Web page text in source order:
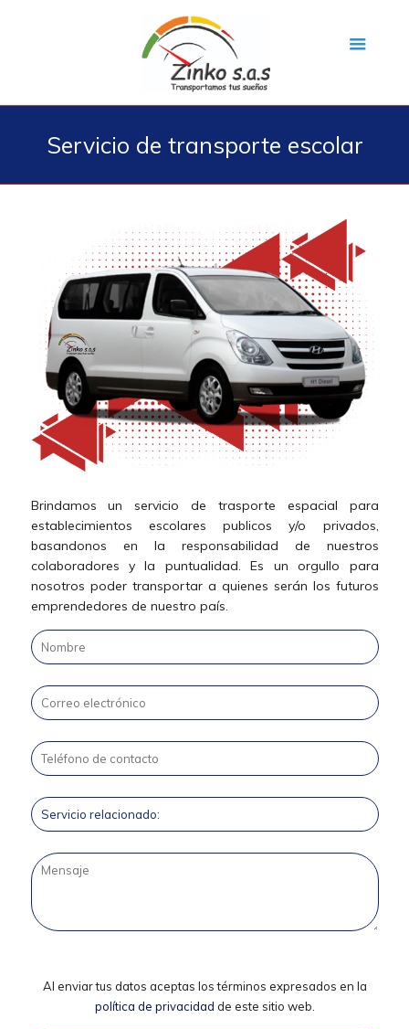
Servicio de transporte escolar
Brindamos un servicio de trasporte espacial para
establecimientos escolares publicos y/o privados,
basandonos en la responsabilidad de nuestros
colaboradores y la puntualidad. Es un orgullo para
nosotros poder transportar a quienes serán los futuros
emprendedores de nuestro país.
Al enviar tus datos aceptas los términos expresados en la
política de privacidad de este sitio web.